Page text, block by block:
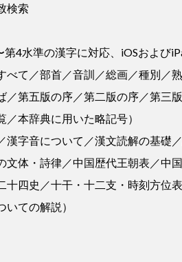
検索
4水準の漢字に対応、iOSおよび
べて／部首／音訓／総画／種別／
／第五版の序／第二版の序／第三
／本辞典に用いた略記号）
漢字音について／漢文読解の基礎
文体・詩律／中国歴代王朝表／中
十四史／十干・十二支・時刻方位
いての解説）